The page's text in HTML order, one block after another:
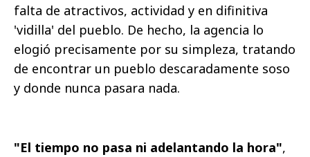
falta de atractivos, actividad y en difinitiva
'vidilla' del pueblo. De hecho, la agencia lo
elogió precisamente por su simpleza, tratando
de encontrar un pueblo descaradamente soso
y donde nunca pasara nada.
"El tiempo no pasa ni adelantando la hora",